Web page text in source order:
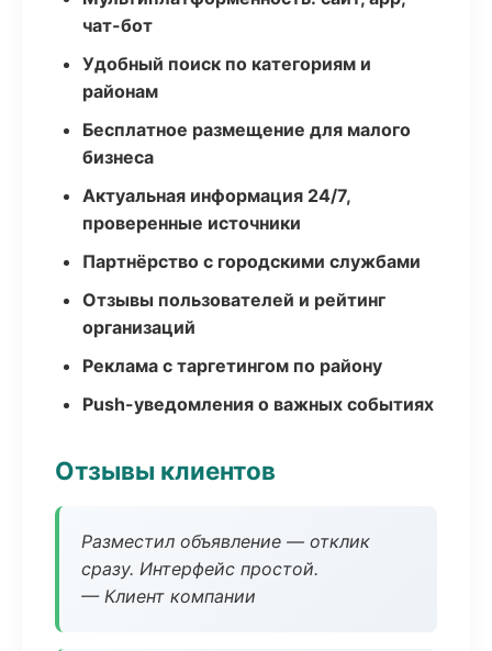
чат-бот
Удобный поиск по категориям и
районам
Бесплатное размещение для малого
бизнеса
Актуальная информация 24/7,
проверенные источники
Партнёрство с городскими службами
Отзывы пользователей и рейтинг
организаций
Реклама с таргетингом по району
Push-уведомления о важных событиях
Отзывы клиентов
Разместил объявление — отклик
сразу. Интерфейс простой.
— Клиент компании